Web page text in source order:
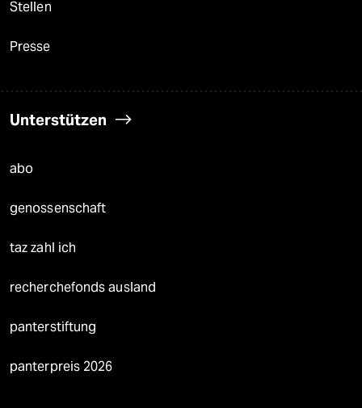
Stellen
Presse
Unterstützen
abo
genossenschaft
taz zahl ich
recherchefonds ausland
panterstiftung
panterpreis 2026